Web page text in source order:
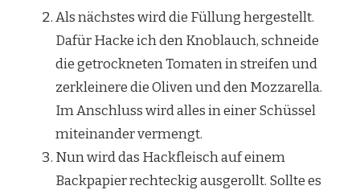
Als nächstes wird die Füllung hergestellt.
Dafür Hacke ich den Knoblauch, schneide
die getrockneten Tomaten in streifen und
zerkleinere die Oliven und den Mozzarella.
Im Anschluss wird alles in einer Schüssel
miteinander vermengt.
Nun wird das Hackfleisch auf einem
Backpapier rechteckig ausgerollt. Sollte es